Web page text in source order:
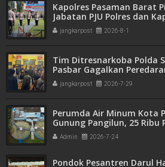
Kapolres Pasaman Barat
Jabatan PJU Polres dan
jangkarpost 2026-8-1
Tim Ditresnarkoba Polda
Pasbar Gagalkan
Ganja Kering Siap Edar
jangkarpost 2026-7-29
Perumda Air Minum Kota
Gunung Pangilun, 25
Penyesuaian
Admin 2026-7-24
Pondok Pesantren Darul